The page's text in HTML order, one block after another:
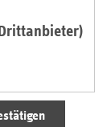
und durch
Statt
sie auf
Zudem